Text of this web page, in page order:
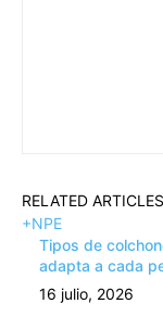
RELATED ARTICLES
+NPE
Tipos de
adapta a cada
16 julio, 2026